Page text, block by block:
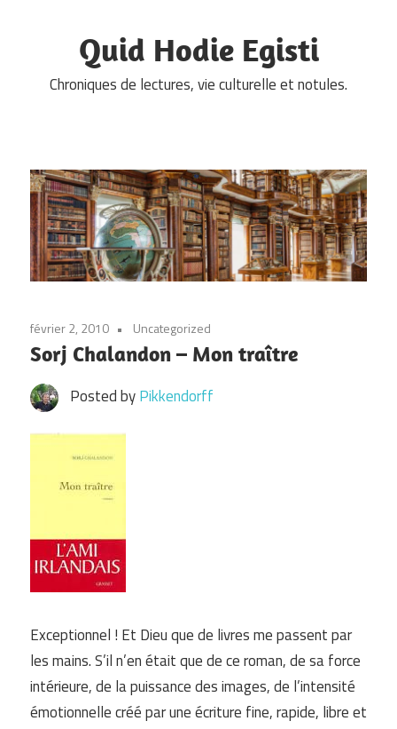
Quid Hodie Egisti
Chroniques de lectures, vie culturelle et notules.
février 2, 2010 Uncategorized
Sorj Chalandon – Mon traître
Posted byPikkendorff
Exceptionnel ! Et Dieu que de livres me passent par
les mains. S’il n’en était que de ce roman, de sa force
intérieure, de la puissance des images, de l’intensité
émotionnelle créé par une écriture fine, rapide, libre et